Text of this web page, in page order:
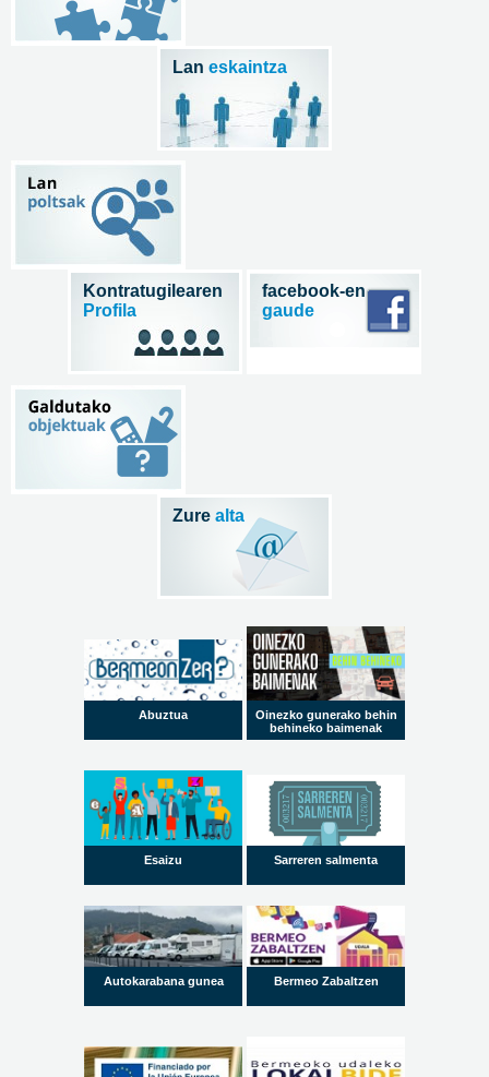
Abuztua
Oinezko gunerako behin
behineko baimenak
Esaizu Sarreren salmenta
Autokarabana gunea Bermeo Zabaltzen
Lan eskaintza
Kontratugilearen
Profila
facebook-en
gaude
Zure alta